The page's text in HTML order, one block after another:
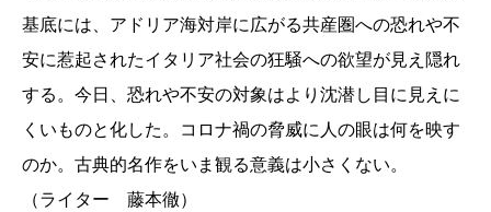
基底には、アドリア海対岸に広がる共産圏への恐れや不
安に惹起されたイタリア社会の狂騒への欲望が見え隠れ
する。今日、恐れや不安の対象はより沈潜し目に見えに
くいものと化した。コロナ禍の脅威に人の眼は何を映す
のか。古典的名作をいま観る意義は小さくない。
（ライター 藤本徹）